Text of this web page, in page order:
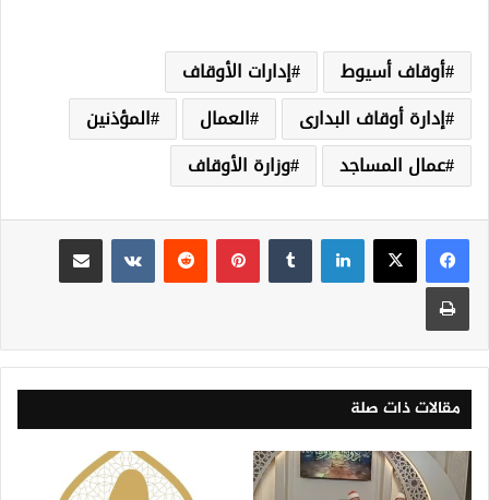
أوقاف أسيوط
إدارات الأوقاف
إدارة أوقاف البدارى
العمال
المؤذنين
عمال المساجد
وزارة الأوقاف
لينكدإن بينتيريست
مقالات ذات صلة